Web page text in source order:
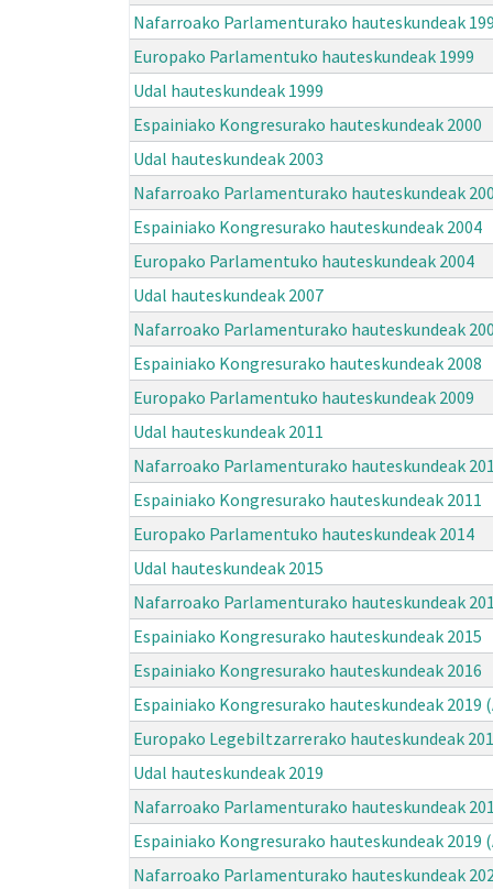
Nafarroako Parlamenturako hauteskundeak
Europako Parlamentuko hauteskundeak 1999
Udal hauteskundeak 1999
Espainiako Kongresurako hauteskundeak 2000
Udal hauteskundeak 2003
Nafarroako Parlamenturako hauteskundeak
Espainiako Kongresurako hauteskundeak 2004
Europako Parlamentuko hauteskundeak 2004
Udal hauteskundeak 2007
Nafarroako Parlamenturako hauteskundeak
Espainiako Kongresurako hauteskundeak 2008
Europako Parlamentuko hauteskundeak 2009
Udal hauteskundeak 2011
Nafarroako Parlamenturako hauteskundeak
Espainiako Kongresurako hauteskundeak 2011
Europako Parlamentuko hauteskundeak 2014
Udal hauteskundeak 2015
Nafarroako Parlamenturako hauteskundeak
Espainiako Kongresurako hauteskundeak 2015
Espainiako Kongresurako hauteskundeak 2016
Espainiako Kongresurako hauteskundeak 2019
Europako Legebiltzarrerako hauteskundeak
Udal hauteskundeak 2019
Nafarroako Parlamenturako hauteskundeak
Espainiako Kongresurako hauteskundeak 2019
Nafarroako Parlamenturako hauteskundeak